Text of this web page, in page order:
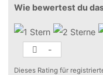
Wie bewertest du
-
Dieses Rating für